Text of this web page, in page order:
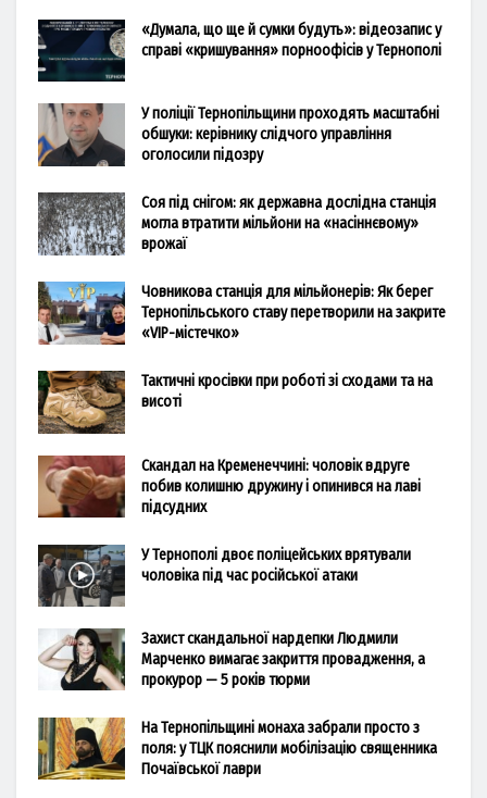
«Думала, що ще й сумки будуть»: відеозапис у
справі «кришування» порноофісів у Тернополі
У поліції Тернопільщини проходять масштабні
обшуки: керівнику слідчого управління
оголосили підозру
Соя під снігом: як державна дослідна станція
могла втратити мільйони на «насіннєвому»
врожаї
Човникова станція для мільйонерів: Як берег
Тернопільського ставу перетворили на закрите
«VIP-містечко»
Тактичні кросівки при роботі зі сходами та на
висоті
Скандал на Кременеччині: чоловік вдруге
побив колишню дружину і опинився на лаві
підсудних
У Тернополі двоє поліцейських врятували
чоловіка під час російської атаки
Захист скандальної нардепки Людмили
Марченко вимагає закриття провадження, а
прокурор — 5 років тюрми
На Тернопільщині монаха забрали просто з
поля: у ТЦК пояснили мобілізацію священника
Почаївської лаври